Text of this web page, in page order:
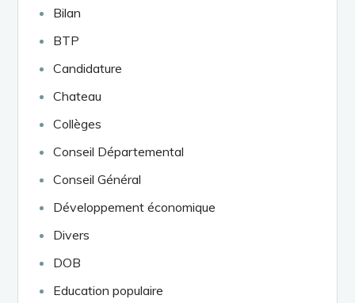
Bilan
BTP
Candidature
Chateau
Collèges
Conseil Départemental
Conseil Général
Développement économique
Divers
DOB
Education populaire